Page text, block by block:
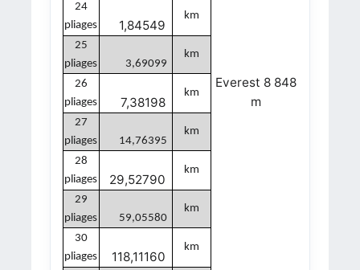
24
pliages
1,84549
km
25
pliages
3,69099
km
26
pliages
7,38198
km
Everest 8 848
m
27
pliages
14,76395
km
28
pliages
29,52790
km
29
pliages
59,05580
km
30
pliages
118,11160
km